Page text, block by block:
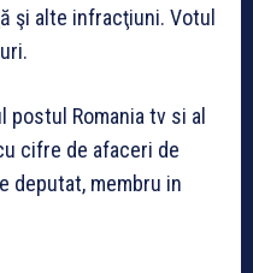
şi alte infracţiuni. Votul
Romania tv si al
cifre de afaceri de
deputat, membru in